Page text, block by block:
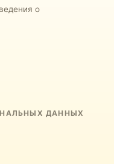
о
ДАННЫХ